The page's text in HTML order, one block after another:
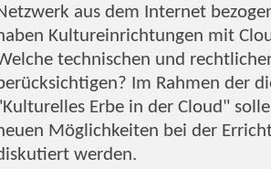
aus dem Internet
Kultureinrichtungen mit
technischen und
Im Rahmen der
Erbe in der Cloud"
Möglichkeiten bei der
werden.